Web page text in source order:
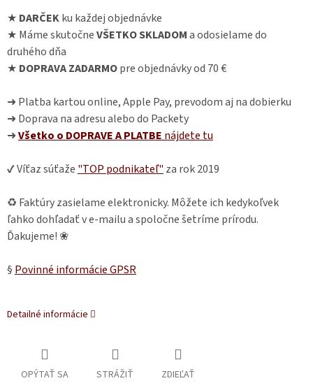
★ DARČEKku každej objednávke
★ Máme skutočneVŠETKO SKLADOMa odosielame do
druhého dňa
★ DOPRAVA ZADARMOpre objednávky od 70 €
➜ Platba kartou online, Apple Pay, prevodom aj na dobierku
➜ Doprava na adresu alebo do Packety
➜Všetko o DOPRAVE A PLATBE nájdete tu
✔ Víťaz súťaže "TOP podnikateľ" za rok 2019
♻ Faktúry zasielame elektronicky. Môžete ich kedykoľvek
ľahko dohľadať v e-mailu a spoločne šetríme prírodu.
Ďakujeme! ❀
§ Povinné informácie GPSR
Detailné informácie
OPÝTAŤ SA STRÁŽIŤ ZDIEĽAŤ